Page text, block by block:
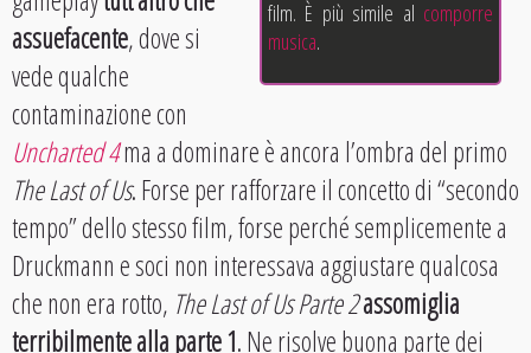
film. È più simile al comporre
musica.
assuefacente, dove si
vede qualche
contaminazione con
Uncharted 4ma a dominare è ancora l’ombra del primo
The Last of Us. Forse per rafforzare il concetto di “secondo
tempo” dello stesso film, forse perché semplicemente a
Druckmann e soci non interessava aggiustare qualcosa
che non era rotto, The Last of Us Parte 2assomiglia
terribilmente alla parte 1. Ne risolve buona parte dei